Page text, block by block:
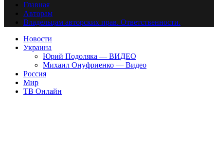
Главная
Авторам
Владельцам авторских прав. Ответственности.
Новости
Украина
Юрий Подоляка — ВИДЕО
Михаил Онуфриенко — Видео
Россия
Мир
ТВ Онлайн